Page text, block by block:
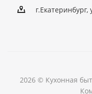
2026 © Кухонная